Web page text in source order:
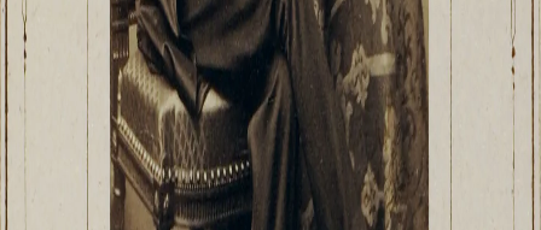
Дирекция
Дворцы и сады
Михайловский дворец
Корпус Бенуа
Михайловский (Инженерный) замок
Мраморный дворец